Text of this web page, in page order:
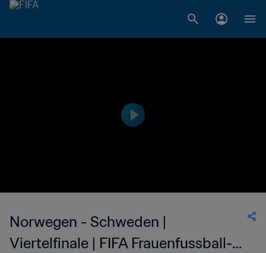
Norwegen - Schweden |
Viertelfinale | FIFA Frauenfussball-